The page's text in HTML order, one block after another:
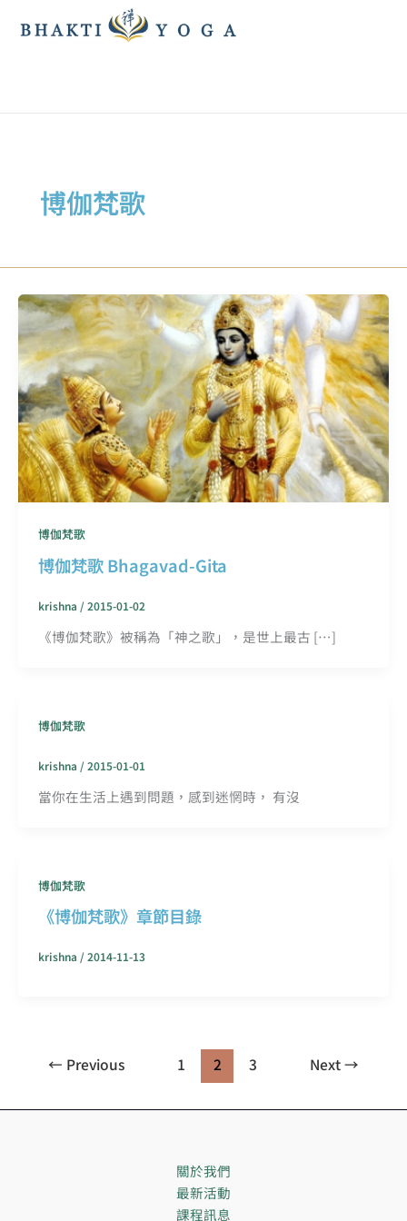
容
博伽梵歌
博伽梵歌
博伽梵歌 Bhagavad-Gita
krishna /2015-01-02
《博伽梵歌》被稱為「神之歌」，是世上最古 […]
博伽梵歌
krishna /2015-01-01
當你在生活上遇到問題，感到迷惘時， 有沒
博伽梵歌
《博伽梵歌》章節目錄
krishna /2014-11-13
← Previous 1 2 3 Next→
關於我們
最新活動
課程訊息